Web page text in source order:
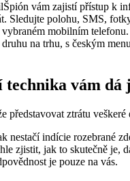
vám zajistí přístup k
Sledujte polohu, SMS,
mobilním
na trhu, s českým
technika vám
představovat ztrátu veškeré
nestačí indície rozebrané
zjistit, jak to skutečně je,
je pouze na vás.